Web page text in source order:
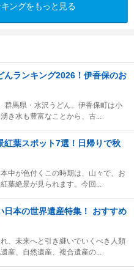
ングをもっと見る
んランキング2026！伊香保のお
群馬県・水沢うどん。伊香保町は小
き水も豊富なことから、古...
紅葉スポット7選！日帰りで秋
中が色付くこの時期は、山々で、お
葉絶景が見られます。今回...
日本の世界遺産特集！ おすすめ
、未来へと引き継いでいくべき人類
産、自然遺産、複合遺産の...